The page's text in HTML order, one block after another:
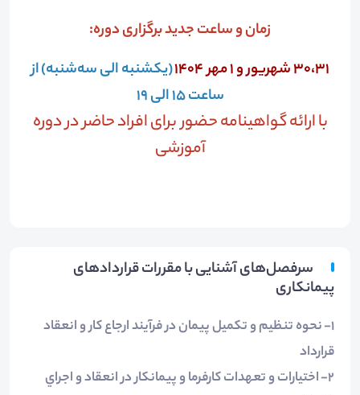
زمان و ساعت جدید برگزاری دوره:
30،31 شهریور و 1 مهر 1404
(یکشنبه الی سه‌شنبه) از
ساعت 15 الی 19
با ارائه گواهینامه حضور برای افراد حاضر در دوره
آموزشی
سرفصل‌های آشنایی با مقررات قراردادهای
پیمانکاری
1- نحوه تنظيم و تكميل پيمان در فرآيند ارجاع كار و انعقاد
قرارداد
2- اختيارات و تعهدات كارفرما و پيمانكار در انعقاد و اجراي